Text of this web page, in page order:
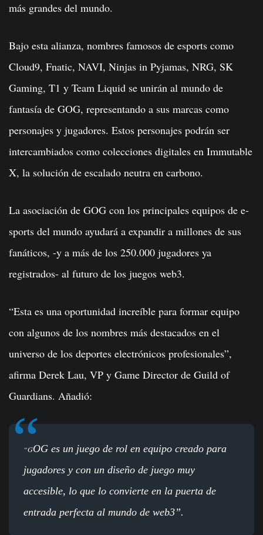
más grandes del mundo.
Bajo esta alianza, nombres famosos de esports como
Cloud9, Fnatic, NAVI, Ninjas in Pyjamas, NRG, SK
Gaming, T1 y Team Liquid se unirán al mundo de
fantasía de GOG, representando a sus marcas como
personajes y jugadores. Estos personajes podrán ser
intercambiados como colecciones digitales en Immutable
X, la solución de escalado neutra en carbono.
La asociación de GOG con los principales equipos de e-
sports del mundo ayudará a expandir a millones de sus
fanáticos, -y a más de los 250.000 jugadores ya
registrados- al futuro de los juegos web3.
“Esta es una oportunidad increíble para formar equipo
con algunos de los nombres más destacados en el
universo de los deportes electrónicos profesionales”,
afirma Derek Lau, VP y Game Director de Guild of
Guardians. Añadió:
“GOG es un juego de rol en equipo creado para
jugadores y con un diseño de juego muy
accesible, lo que lo convierte en la puerta de
entrada perfecta al mundo de web3”.